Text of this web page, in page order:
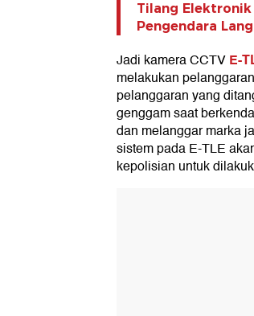
Tilang
Pengendara
Jadi kamera CCTVE-
melakukan
pelanggaran yang
genggam saat
dan melanggar marka
sistem pada E-TLE
kepolisian untuk